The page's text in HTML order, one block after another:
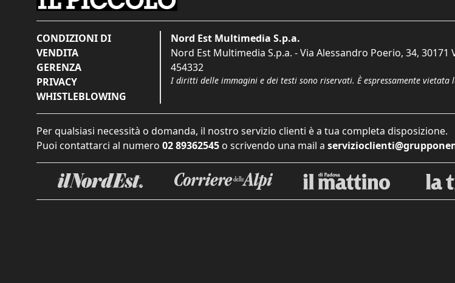
CONDIZIONI DI
VENDITA
GERENZA
PRIVACY
WHISTLEBLOWING
Nord Est Multimedia S.p.a.
Nord Est Multimedia S.p.a. - Via Alessandro Poerio, 34, 30171
454332
I diritti delle immagini e dei testi sono riservati. È espressamente
Per qualsiasi necessità o domanda, il nostro servizio clienti è a tua completa disposizione.
Puoi contattarci al numero 02 89362545 o scrivendo una mail a